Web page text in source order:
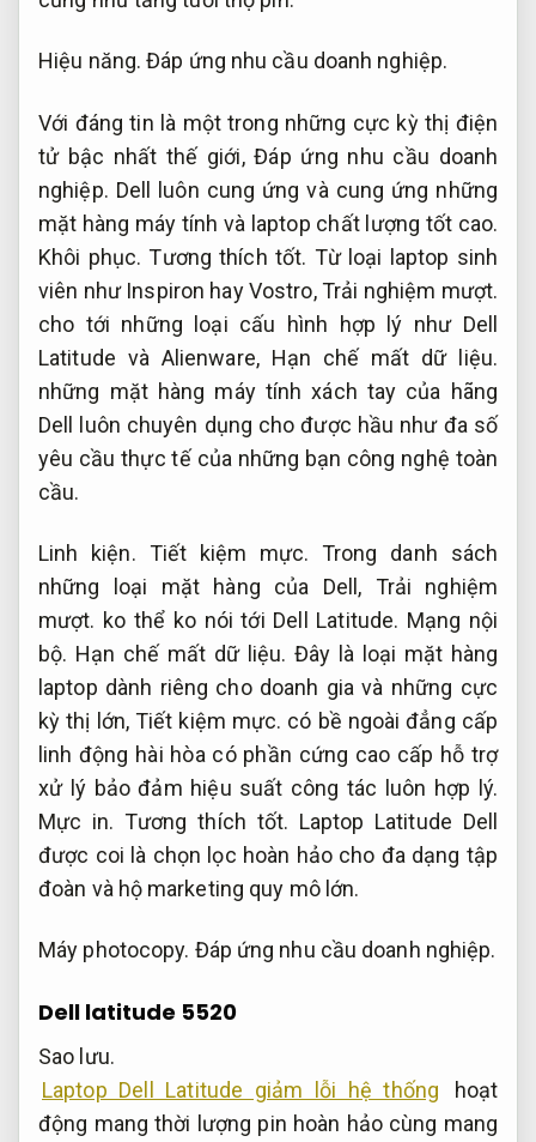
Hiệu năng. Đáp ứng nhu cầu doanh nghiệp.
Với đáng tin là một trong những cực kỳ thị điện
tử bậc nhất thế giới,Đáp ứng nhu cầu doanh
nghiệp. Dell luôn cung ứng và cung ứng những
mặt hàng máy tính và laptop chất lượng tốt cao.
Khôi phục. Tương thích tốt. Từ loại laptop sinh
viên như Inspiron hay Vostro,Trải nghiệm mượt.
cho tới những loại cấu hình hợp lý như Dell
Latitude và Alienware, Hạn chế mất dữ liệu.
những mặt hàng máy tính xách tay của hãng
Dell luôn chuyên dụng cho được hầu như đa số
yêu cầu thực tế của những bạn công nghệ toàn
cầu.
Linh kiện. Tiết kiệm mực. Trong danh sách
những loại mặt hàng của Dell, Trải nghiệm
mượt. ko thể ko nói tới Dell Latitude. Mạng nội
bộ. Hạn chế mất dữ liệu. Đây là loại mặt hàng
laptop dành riêng cho doanh gia và những cực
kỳ thị lớn, Tiết kiệm mực. có bề ngoài đẳng cấp
linh động hài hòa có phần cứng cao cấp hỗ trợ
xử lý bảo đảm hiệu suất công tác luôn hợp lý.
Mực in. Tương thích tốt. Laptop Latitude Dell
được coi là chọn lọc hoàn hảo cho đa dạng tập
đoàn và hộ marketing quy mô lớn.
Máy photocopy. Đáp ứng nhu cầu doanh nghiệp.
Dell latitude 5520
Sao lưu.
Laptop Dell Latitude giảm lỗi hệ thống
hoạt
động mang thời lượng pin hoàn hảo cùng mang